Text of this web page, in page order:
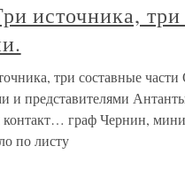
источника,
три составные
и представителями
контакт… граф Чернин,
по листу